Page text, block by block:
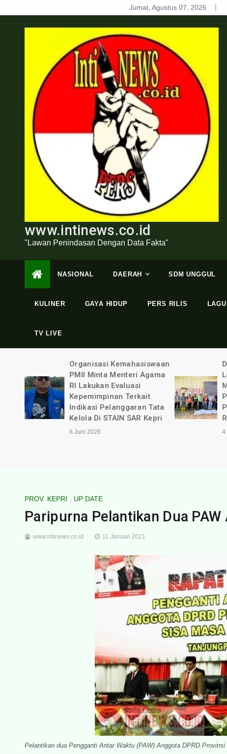
to
content
Jumat, Agustus 07, 2026
www.intinews.co.id
"Lawan Penindasan Dengan Data Fakta"
NASIONAL DAERAH SDM UNGGUL
KULINER GAYA HIDUP PERS RILIS
TV LIVE
Dugaan Perampasan Hak
Lahannya, Puluhan Warga
Mendatangi Lokasi
Pertambangan Batubara
PT Nusa Persada
Resources
4 Juni 2026
PROV. KEPRI UP DATE
Paripurna Pelantikan Dua
www.intinews.co.id 11 Januari 2021
Pelantikan dua Pengganti Antar Waktu (PAW) Anggota DPRD